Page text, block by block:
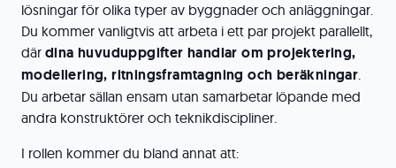
lösningar för olika typer av byggnader och anläggningar.
Du kommer vanligtvis att arbeta i ett par projekt parallellt,
där dina huvuduppgifter handlar om projektering,
modellering, ritningsframtagning och beräkningar.
Du arbetar sällan ensam utan samarbetar löpande med
andra konstruktörer och teknikdiscipliner.
I rollen kommer du bland annat att: